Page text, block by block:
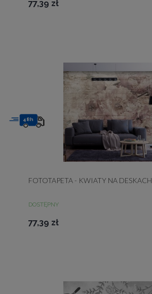
77,39 zł
FOTOTAPETA - KWIATY NA DESKACH
DOSTĘPNY
77,39 zł
48h